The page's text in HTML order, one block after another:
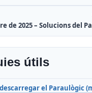
de 2025 – Solucions del
útils
el Paraulògic